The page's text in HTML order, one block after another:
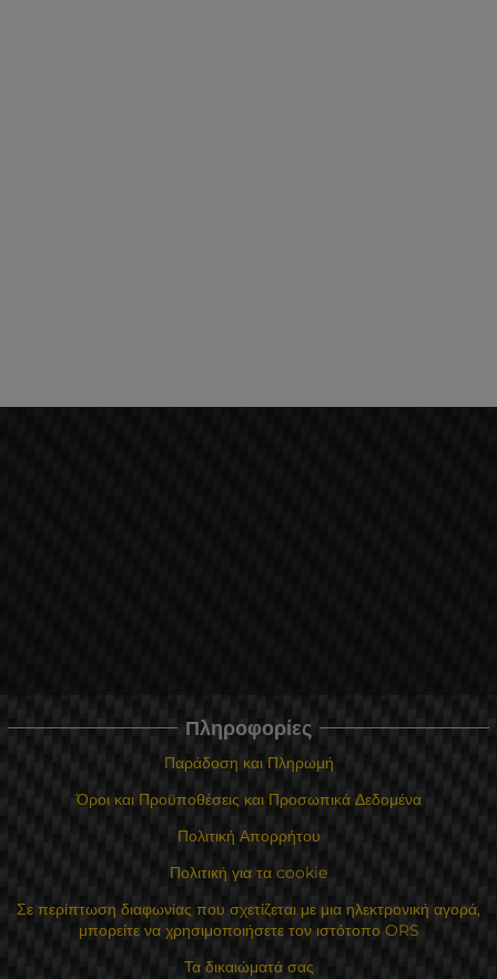
Πληροφορίες
Παράδοση και Πληρωμή
Όροι και Προϋποθέσεις και Προσωπικά Δεδομένα
Πολιτική Απορρήτου
Πολιτική για τα cookie
Σε περίπτωση διαφωνίας που σχετίζεται με μια ηλεκτρονική αγορά,
μπορείτε να χρησιμοποιήσετε τον ιστότοπο ORS
Τα δικαιώματά σας